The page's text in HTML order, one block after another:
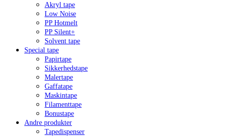
Akryl tape
Low Noise
PP Hotmelt
PP Silent+
Solvent tape
Special tape
Papirtape
Sikkerhedstape
Malertape
Gaffatape
Maskintape
Filamenttape
Bonustape
Andre produkter
Tapedispenser